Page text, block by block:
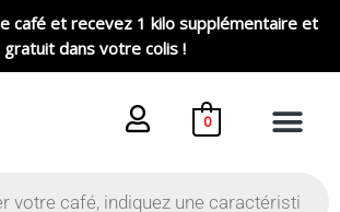
café et recevez 1 kilo supplémentaire et
gratuit dans votre colis !
0